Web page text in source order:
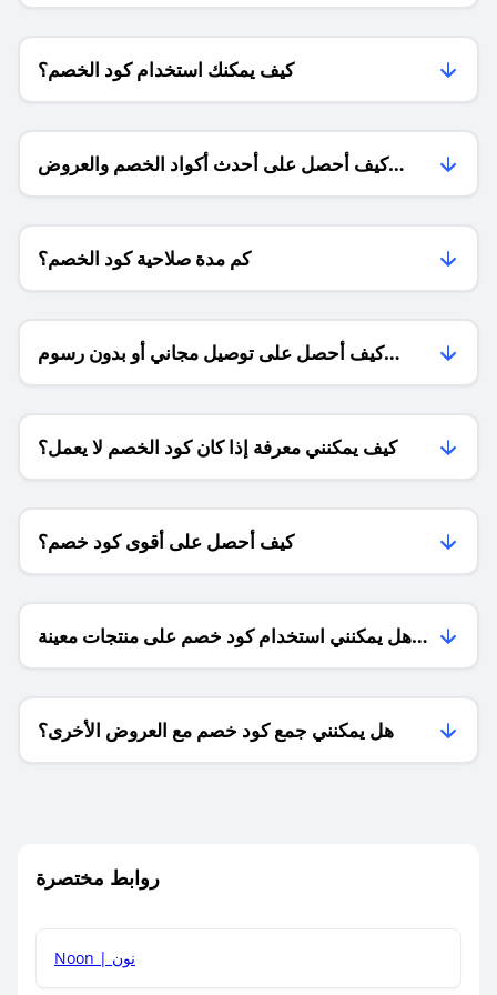
كيف يمكنك استخدام كود الخصم؟
كيف أحصل على أحدث أكواد الخصم والعروض
للمتاجر؟
كم مدة صلاحية كود الخصم؟
كيف أحصل على توصيل مجاني أو بدون رسوم
الشحن ؟
كيف يمكنني معرفة إذا كان كود الخصم لا يعمل؟
كيف أحصل على أقوى كود خصم؟
هل يمكنني استخدام كود خصم على منتجات معينة
فقط؟
هل يمكنني جمع كود خصم مع العروض الأخرى؟
روابط مختصرة
Noon | نون